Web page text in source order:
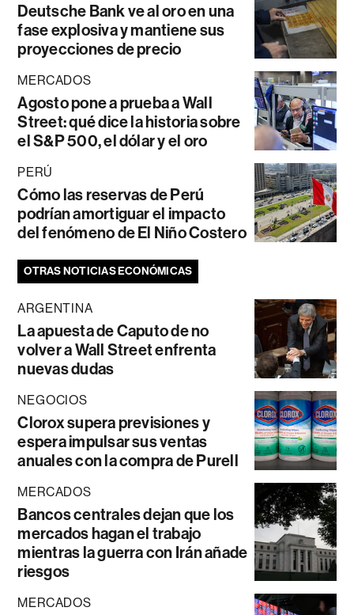
Deutsche Bank ve al oro en una
fase explosiva y mantiene sus
proyecciones de precio
MERCADOS
Agosto pone a prueba a Wall
Street: qué dice la historia sobre
el S&P 500, el dólar y el oro
PERÚ
Cómo las reservas de Perú
podrían amortiguar el impacto
del fenómeno de El Niño Costero
OTRAS NOTICIAS ECONÓMICAS
ARGENTINA
La apuesta de Caputo de no
volver a Wall Street enfrenta
nuevas dudas
NEGOCIOS
Clorox supera previsiones y
espera impulsar sus ventas
anuales con la compra de Purell
MERCADOS
Bancos centrales dejan que los
mercados hagan el trabajo
mientras la guerra con Irán añade
riesgos
MERCADOS